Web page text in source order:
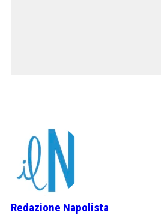
Redazione Napolista